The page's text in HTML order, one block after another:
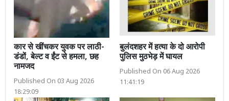
कार से खींचकर युवक पर लाठी-
डंडों, बेल्ट व ईंट से हमला, छह
नामजद
Published On 03 Aug 2026
18:29:09
बुलंदशहर में हत्या के दो आरोपी
पुलिस मुठभेड़ में घायल
Published On 06 Aug 2026
11:41:19